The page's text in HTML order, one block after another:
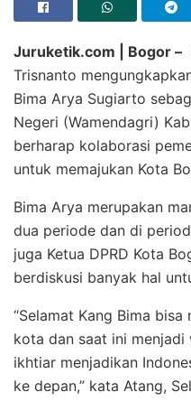
Juruketik.com | Bogor –
Trisnanto
Bima Arya Sugiarto
Negeri (Wamendagri)
berharap kolaborasi
untuk memajukan Kota
Bima Arya merupakan
dua periode dan di
juga Ketua DPRD Kota
berdiskusi banyak hal
“Selamat Kang Bima
kota dan saat ini menjadi
ikhtiar menjadikan
ke depan,” kata Atang,